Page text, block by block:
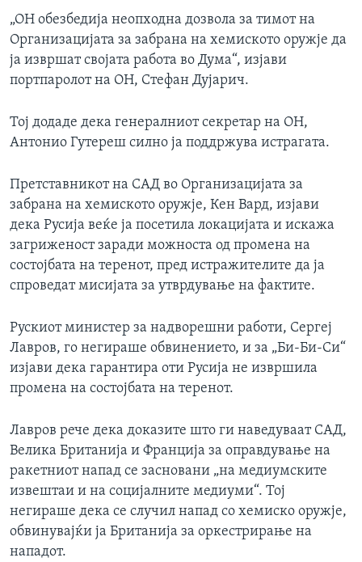
„ОН обезбедија неопходна дозвола за тимот на
Организацијата за забрана на хемиското оружје да
ја извршат својата работа во Дума“, изјави
портпаролот на ОН, Стефан Дујарич.
Тој додаде дека генералниот секретар на ОН,
Антонио Гутереш силно ја поддржува истрагата.
Претставникот на САД во Организацијата за
забрана на хемиското оружје, Кен Вард, изјави
дека Русија веќе ја посетила локацијата и искажа
загриженост заради можноста од промена на
состојбата на теренот, пред истражителите да ја
спроведат мисијата за утврдување на фактите.
Рускиот министер за надворешни работи, Сергеј
Лавров, го негираше обвинението, и за „Би-Би-Си“
изјави дека гарантира оти Русија не извршила
промена на состојбата на теренот.
Лавров рече дека доказите што ги наведуваат САД,
Велика Британија и Франција за оправдување на
ракетниот напад се засновани „на медиумските
извештаи и на социјалните медиуми“. Тој
негираше дека се случил напад со хемиско оружје,
обвинувајќи ја Британија за оркестрирање на
нападот.